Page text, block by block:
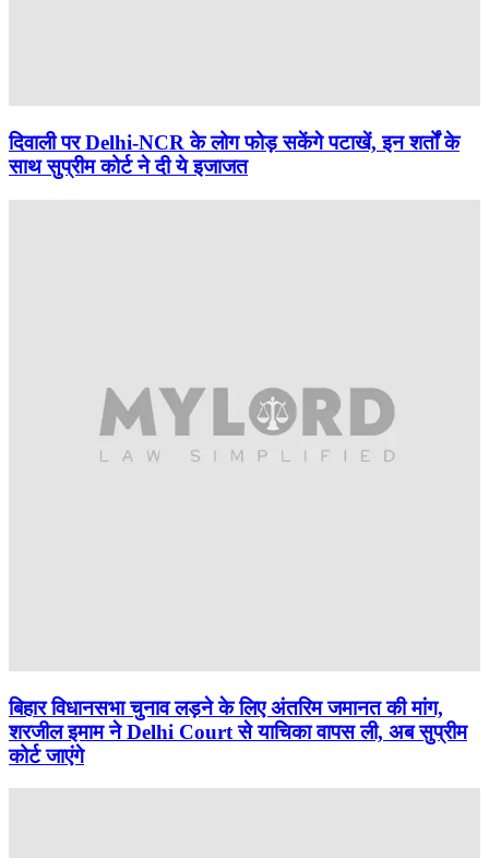
दिवाली पर Delhi-NCR के लोग फोड़ सकेंगे पटाखें, इन शर्तों के
साथ सुप्रीम कोर्ट ने दी ये इजाजत
बिहार विधानसभा चुनाव लड़ने के लिए अंतरिम जमानत की मांग,
शरजील इमाम ने Delhi Court से याचिका वापस ली, अब सुप्रीम
कोर्ट जाएंगे